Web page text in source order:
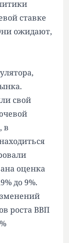
ставке
ожидают,
свой
в
оценка
до 9%.
роста ВВП